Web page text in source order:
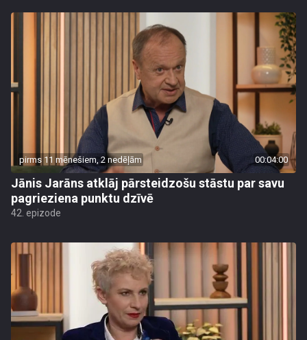
pirms 11 mēnešiem, 2 nedēļām 00:04:00
Jānis Jarāns atklāj pārsteidzošu stāstu par savu
pagrieziena punktu dzīvē
42. epizode